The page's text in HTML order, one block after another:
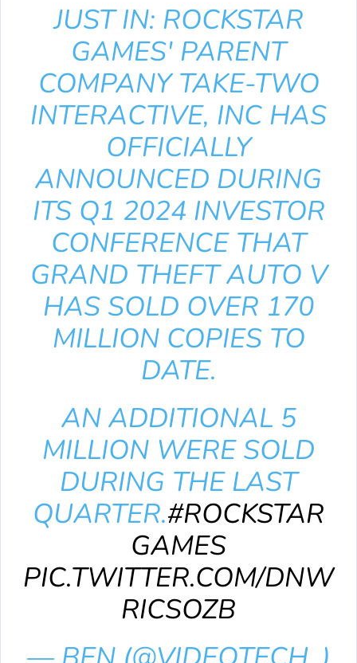
JUST IN: ROCKSTAR
GAMES' PARENT
COMPANY TAKE-TWO
INTERACTIVE, INC HAS
OFFICIALLY
ANNOUNCED DURING
ITS Q1 2024 INVESTOR
CONFERENCE THAT
GRAND THEFT AUTO V
HAS SOLD OVER 170
MILLION COPIES TO
DATE.
AN ADDITIONAL 5
MILLION WERE SOLD
DURING THE LAST
QUARTER.#ROCKSTAR
GAMES
PIC.TWITTER.COM/DNW
RICSOZB